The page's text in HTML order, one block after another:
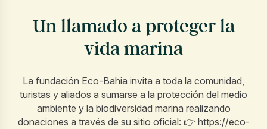
Un llamado a proteger la
vida marina
La fundación Eco-Bahia invita a toda la comunidad,
turistas y aliados a sumarse a la protección del medio
ambiente y la biodiversidad marina realizando
donaciones a través de su sitio oficial: 👉 https://eco-